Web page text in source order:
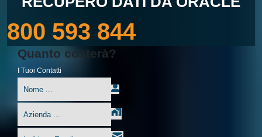
800 593 844
Quanto costerà?
I Tuoi Contatti